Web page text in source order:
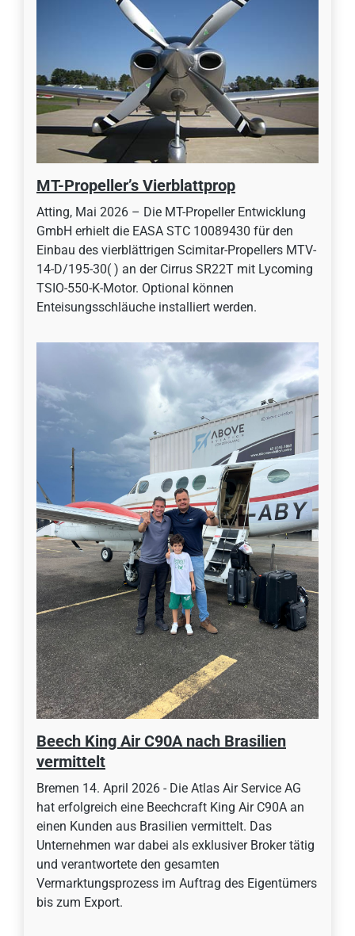
MT-Propeller’s Vierblattprop
Atting, Mai 2026 – Die MT-Propeller Entwicklung
GmbH erhielt die EASA STC 10089430 für den
Einbau des vierblättrigen Scimitar-Propellers MTV-
14-D/195-30( ) an der Cirrus SR22T mit Lycoming
TSIO-550-K-Motor. Optional können
Enteisungsschläuche installiert werden.
Beech King Air C90A nach Brasilien
vermittelt
Bremen 14. April 2026 - Die Atlas Air Service AG
hat erfolgreich eine Beechcraft King Air C90A an
einen Kunden aus Brasilien vermittelt. Das
Unternehmen war dabei als exklusiver Broker tätig
und verantwortete den gesamten
Vermarktungsprozess im Auftrag des Eigentümers
bis zum Export.